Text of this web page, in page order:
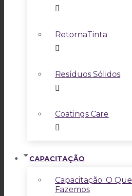
RetornaTinta
Resíduos Sólidos
Coatings Care
CAPACITAÇÃO
Capacitação: O Que
Fazemos